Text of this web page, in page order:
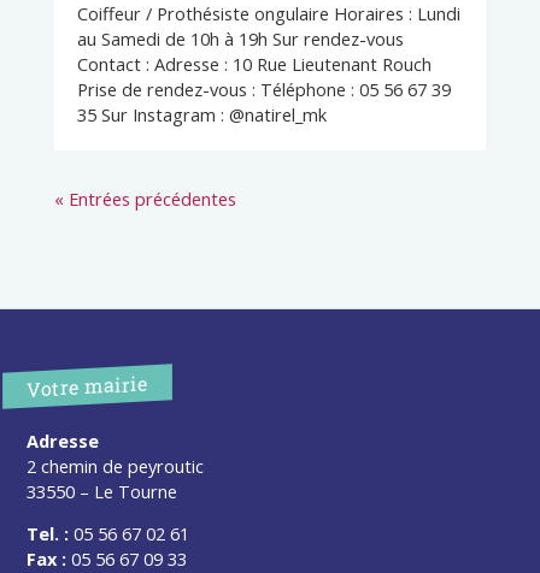
Coiffeur / Prothésiste ongulaire Horaires : Lundi
au Samedi de 10h à 19h Sur rendez-vous
Contact : Adresse : 10 Rue Lieutenant Rouch
Prise de rendez-vous : Téléphone : 05 56 67 39
35 Sur Instagram : @natirel_mk
« Entrées précédentes
Votre mairie
Adresse
2 chemin de peyroutic
33550 – Le Tourne
Tel. : 05 56 67 02 61
Fax : 05 56 67 09 33